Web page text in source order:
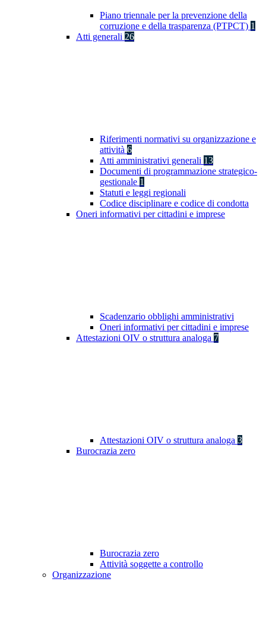
Piano triennale per la prevenzione della
corruzione e della trasparenza (PTPCT) 1
Atti generali 26
Riferimenti normativi su organizzazione e
attività 6
Atti amministrativi generali 13
Documenti di programmazione strategico-
gestionale 1
Statuti e leggi regionali
Codice disciplinare e codice di condotta
Oneri informativi per cittadini e imprese
Scadenzario obblighi amministrativi
Oneri informativi per cittadini e imprese
Attestazioni OIV o struttura analoga 7
Attestazioni OIV o struttura analoga 3
Burocrazia zero
Burocrazia zero
Attività soggette a controllo
Organizzazione